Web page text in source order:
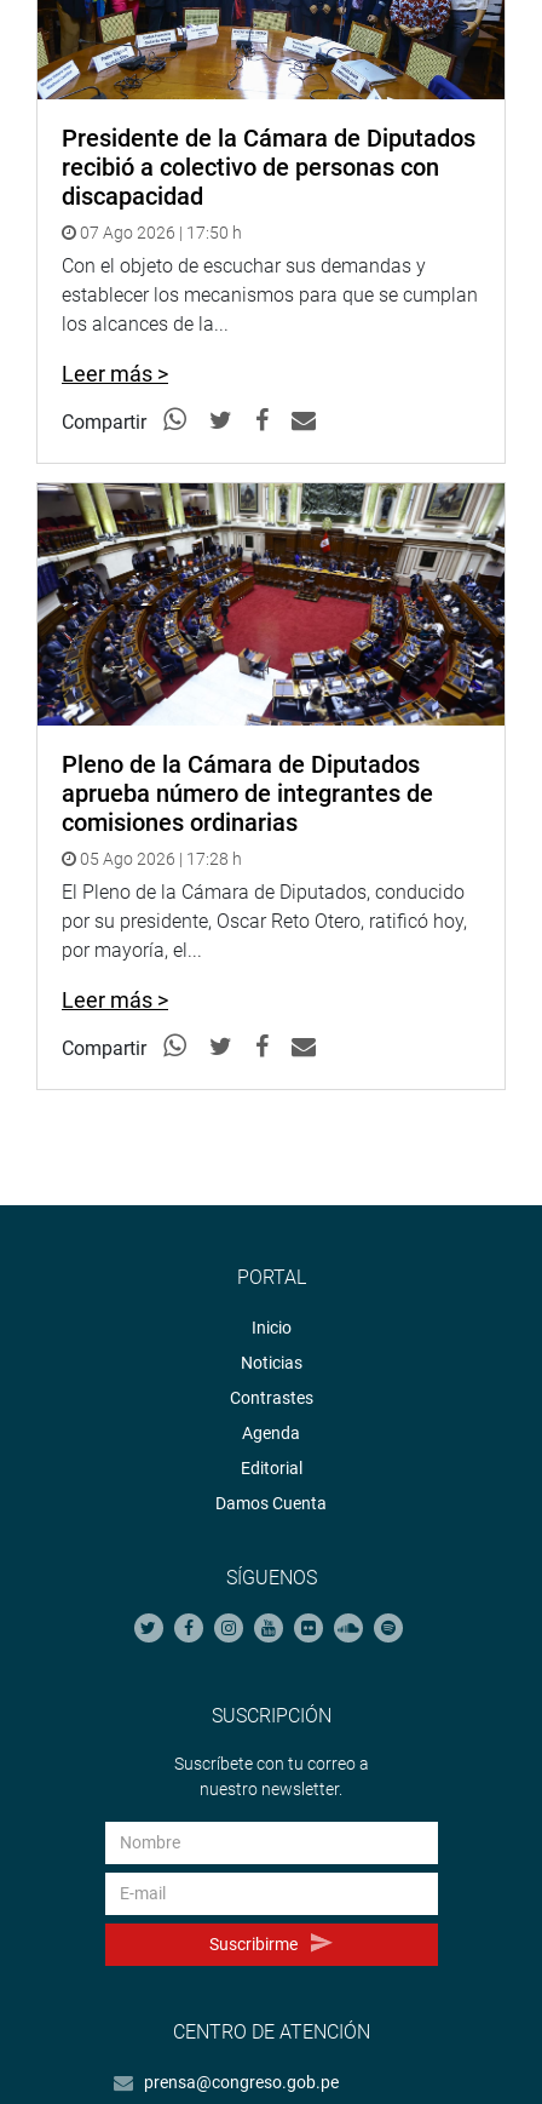
Presidente de la Cámara de Diputados
recibió a colectivo de personas con
discapacidad
07 Ago 2026 | 17:50 h
Con el objeto de escuchar sus demandas y
establecer los mecanismos para que se cumplan
los alcances de la...
Leer más >
Compartir
Pleno de la Cámara de Diputados
aprueba número de integrantes de
comisiones ordinarias
05 Ago 2026 | 17:28 h
El Pleno de la Cámara de Diputados, conducido
por su presidente, Oscar Reto Otero, ratificó hoy,
por mayoría, el...
Leer más >
Compartir
PORTAL
Inicio
Noticias
Contrastes
Agenda
Editorial
Damos Cuenta
SÍGUENOS
SUSCRIPCIÓN
Suscríbete con tu correo a
nuestro newsletter.
Suscribirme
CENTRO DE ATENCIÓN
prensa@congreso.gob.pe